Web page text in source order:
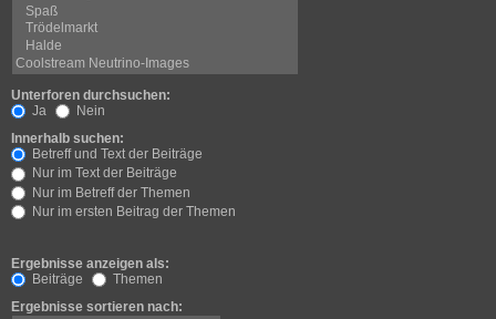
Unterforen durchsuchen:
Ja
Nein
Innerhalb suchen:
Betreff und Text der Beiträge
Nur im Text der Beiträge
Nur im Betreff der Themen
Nur im ersten Beitrag der Themen
Ergebnisse anzeigen als:
Beiträge
Themen
Ergebnisse sortieren nach: